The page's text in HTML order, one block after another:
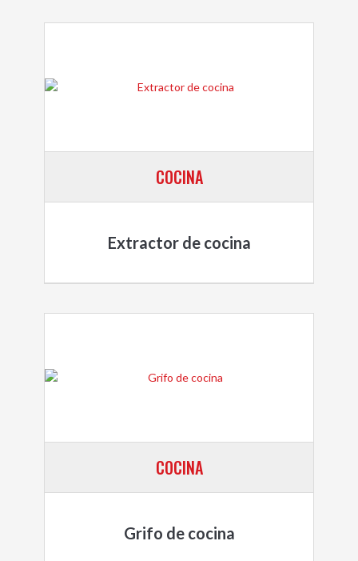
COCINA
Extractor de cocina
COCINA
Grifo de cocina